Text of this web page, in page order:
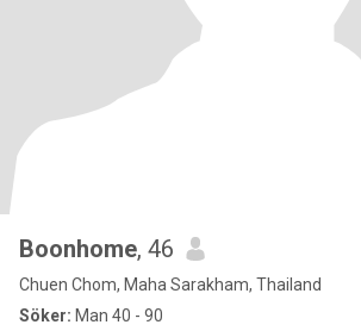
Boonhome, 46
Chuen Chom, Maha Sarakham, Thailand
Söker: Man 40 - 90